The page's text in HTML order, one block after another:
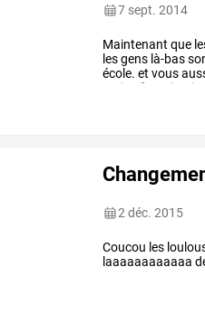
7 sept. 2014
Maintenant que
lesgens là-bas
école. et vous
moins
j'essaierais
2 déc. 2015
Coucou les
laaaaaaaaaaaa